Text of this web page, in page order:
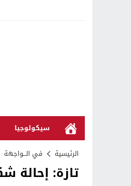
سيكولوجيا
الرئيسية في الـــواجهة
تازة: إحالة